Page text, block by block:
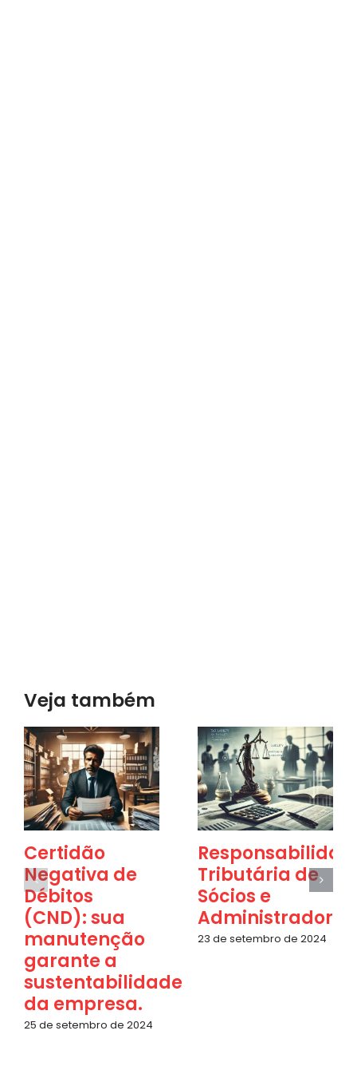
Veja também
Certidão
Negativa de
Débitos
(CND): sua
manutenção
garante a
sustentabilidade
da empresa.
25 de setembro de 2024
Tributária de
Sócios e
Administradores
23 de setembro de 2024